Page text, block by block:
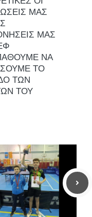
ΜΑΣ
ΜΑΣ
ΝΑ
ΤΟ
ΤΩΝ
ΤΟΥ